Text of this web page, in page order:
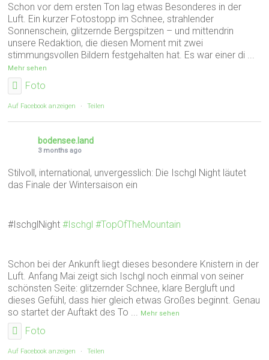
Schon vor dem ersten Ton lag etwas Besonderes in der
Luft. Ein kurzer Fotostopp im Schnee, strahlender
Sonnenschein, glitzernde Bergspitzen – und mittendrin
unsere Redaktion, die diesen Moment mit zwei
stimmungsvollen Bildern festgehalten hat. Es war einer di ...
Mehr sehen
Foto
Auf Facebook anzeigen · Teilen
bodensee.land
3 months ago
Stilvoll, international, unvergesslich: Die Ischgl Night läutet
das Finale der Wintersaison ein
#IschglNight#Ischgl #TopOfTheMountain
Schon bei der Ankunft liegt dieses besondere Knistern in der
Luft. Anfang Mai zeigt sich Ischgl noch einmal von seiner
schönsten Seite: glitzernder Schnee, klare Bergluft und
dieses Gefühl, dass hier gleich etwas Großes beginnt. Genau
so startet der Auftakt des To ... Mehr sehen
Foto
Auf Facebook anzeigen · Teilen